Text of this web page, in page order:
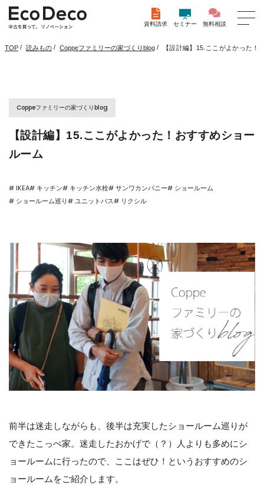
資料請求 セミナー 無料相談
TOP / 読みもの / Coppeファミリーの家づくりblog / 【設計編】15.ここがよかった！
Coppeファミリーの家づくりblog
【設計編】15.ここがよかった！おすすめショー
ルーム
# IKEA# キッチン# キッチン水栓# サンワカンパニー# ショールーム
# ショールーム巡り# ユニットバス# リクシル
前半は迷走しながらも、後半は充実したショールーム巡りが
できたこっぺ家。迷走したおかげで（？）人よりも多めにシ
ョールームに行ったので、ここはぜひ！というおすすめのシ
ョールームをご紹介します。